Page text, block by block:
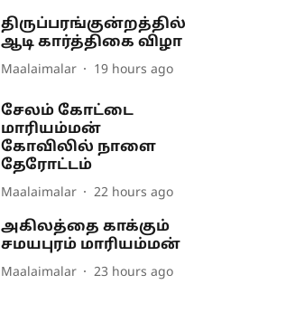
திருப்பரங்குன்றத்தில்
ஆடி கார்த்திகை விழா
Maalaimalar 19 hours ago
சேலம் கோட்டை
மாரியம்மன்
கோவிலில் நாளை
தேரோட்டம்
Maalaimalar 22 hours ago
அகிலத்தை காக்கும்
சமயபுரம் மாரியம்மன்
Maalaimalar 23 hours ago